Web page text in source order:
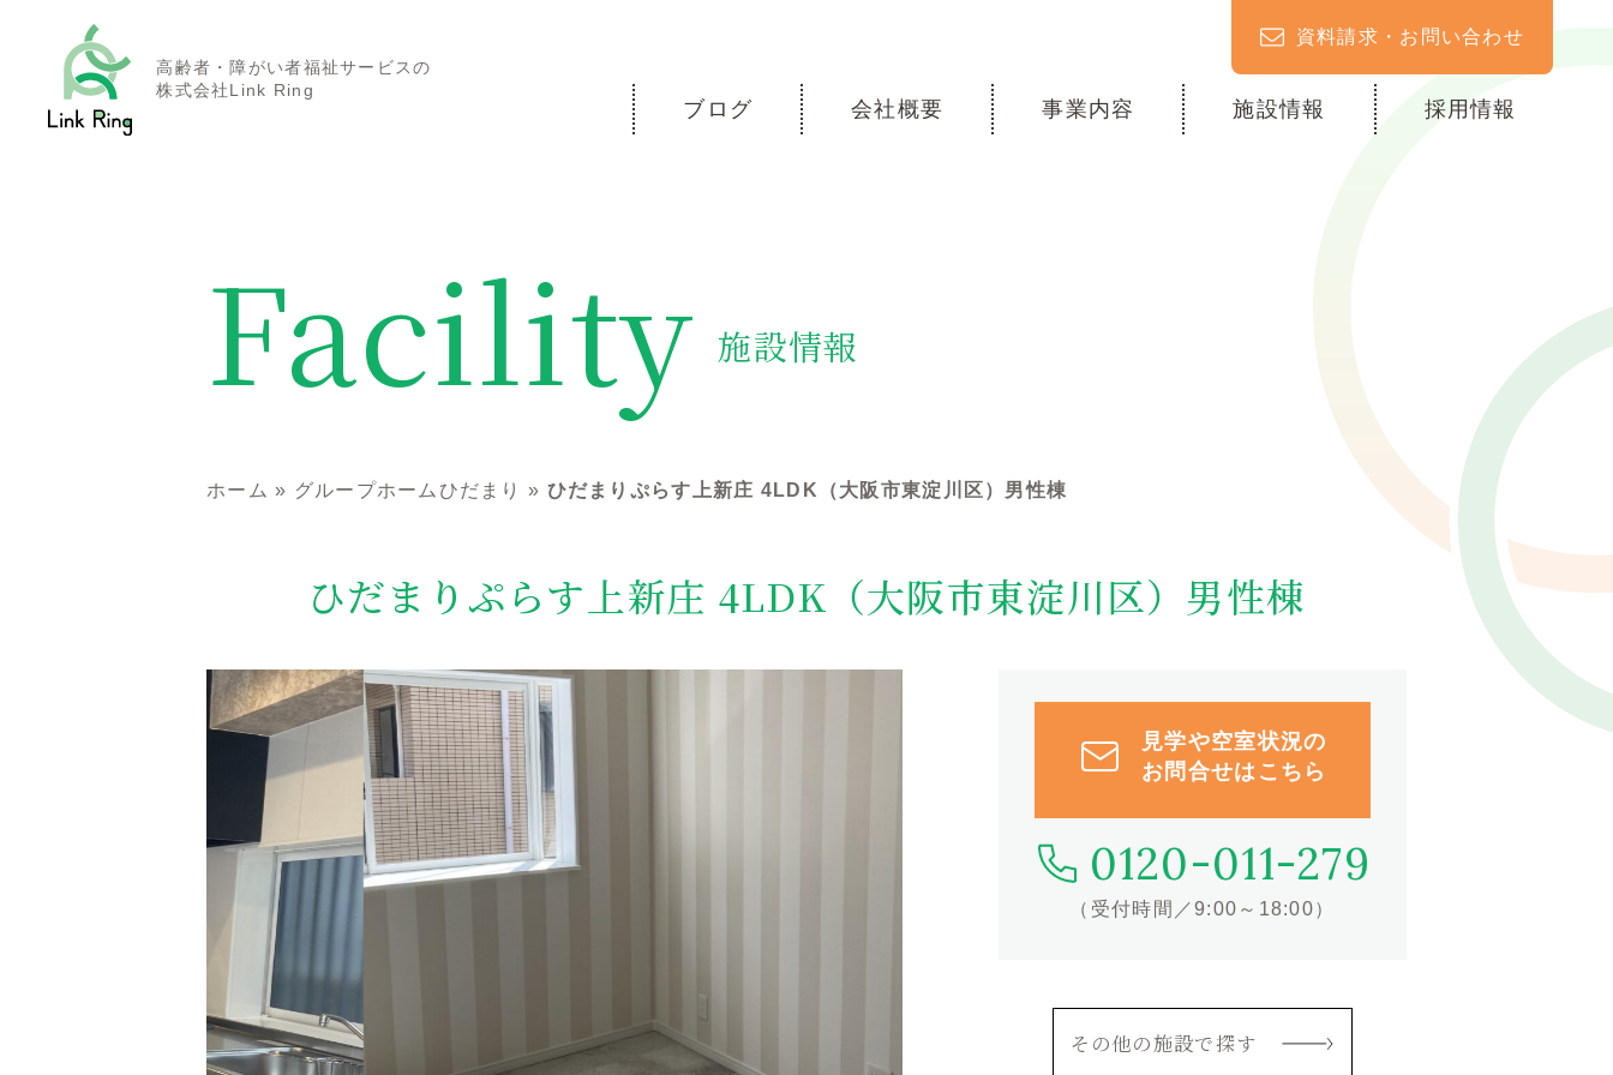
高齢者・障がい者福祉サービスの
株式会社Link Ring
資料請求・お問い合わせ
ブログ 会社概要 事業内容 施設情報 採用情報
Facility 施設情報
ホーム » グループホームひだまり » ひだまりぷらす上新庄 4LDK（大阪市東淀川区）男性棟
ひだまりぷらす上新庄 4LDK（大阪市東淀川区）男性棟
見学や空室状況の
お問合せはこちら
0120-011-279
（受付時間／9:00～18:00）
その他の施設で探す